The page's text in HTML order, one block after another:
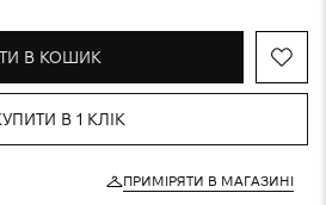
В КОШИК
В 1 КЛІК
ПРИМІРЯТИ В МАГАЗИНІ